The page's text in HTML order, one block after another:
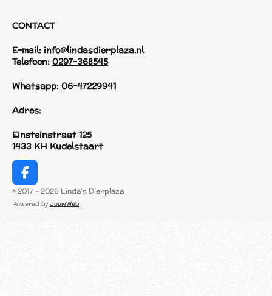
CONTACT
E-mail: info@lindasdierplaza.nl
Telefoon: 0297-368545
Whatsapp: 06-47229941
Adres:
Einsteinstraat 125
1433 KH Kudelstaart
F
a
c
© 2017 - 2026 Linda's Dierplaza
Powered by JouwWeb